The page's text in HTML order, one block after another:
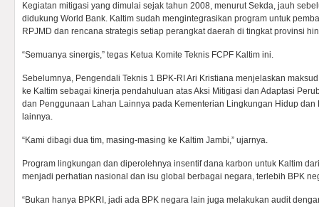
Kegiatan mitigasi yang dimulai sejak tahun 2008, menurut Sekda, jauh
didukung World Bank. Kaltim sudah mengintegrasikan program untuk
RPJMD dan rencana strategis setiap perangkat daerah di tingkat provinsi
“Semuanya sinergis,” tegas Ketua Komite Teknis FCPF Kaltim ini.
Sebelumnya, Pengendali Teknis 1 BPK-RI Ari Kristiana menjelaskan
ke Kaltim sebagai kinerja pendahuluan atas Aksi Mitigasi dan Adaptasi
dan Penggunaan Lahan Lainnya pada Kementerian Lingkungan Hidup dan
lainnya.
“Kami dibagi dua tim, masing-masing ke Kaltim Jambi,” ujarnya.
Program lingkungan dan diperolehnya insentif dana karbon untuk Kaltim
menjadi perhatian nasional dan isu global berbagai negara, terlebih BPK
“Bukan hanya BPKRI, jadi ada BPK negara lain juga melakukan audit